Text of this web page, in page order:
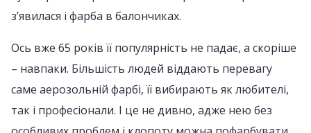
з’явилася і фарба в балончиках.
Ось вже 65 років її популярність не падає, а скоріше
– навпаки. Більшість людей віддають перевагу
саме аерозольній фарбі, її вибирають як любителі,
так і професіонали. І це не дивно, адже нею без